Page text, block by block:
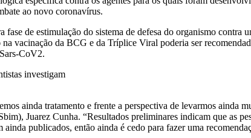
ao novo coronavírus.
de estimulação do sistema de defesa do organismo contra
vacinação da BCG e da Tríplice Viral poderia ser
CoV2.
ainda tratamento e frente a perspectiva de levarmos
Juarez Cunha. “Resultados preliminares indicam que as
publicados, então ainda é cedo para fazer uma